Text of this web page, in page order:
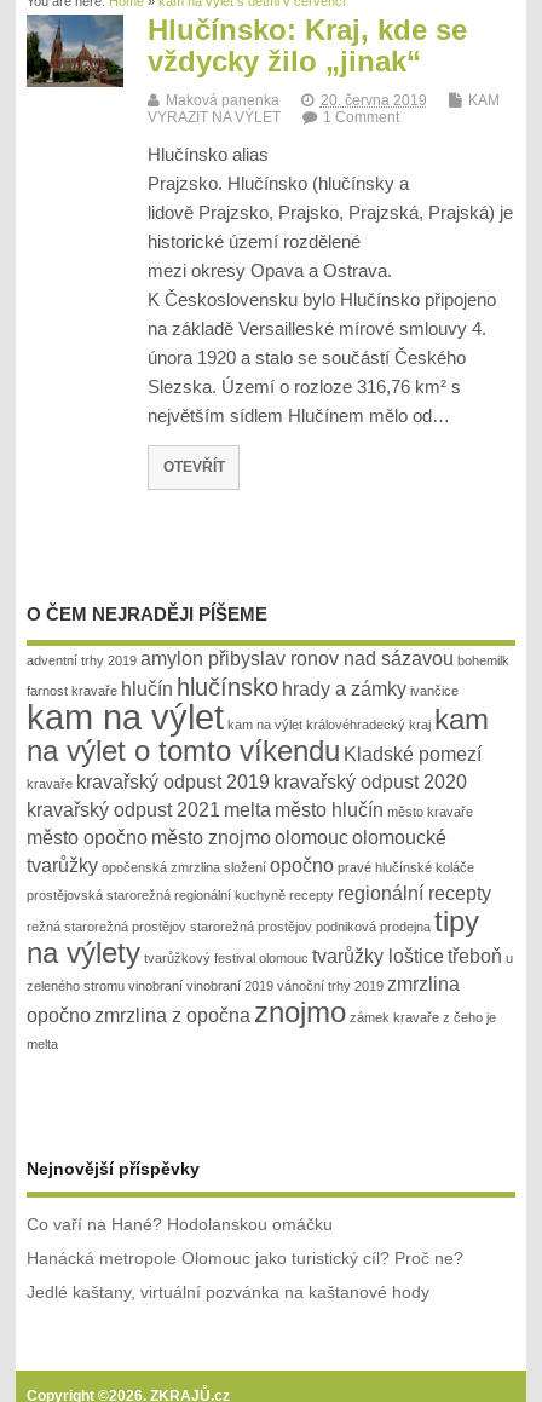
Hlučínsko: Kraj, kde se
vždycky žilo „jinak“
Maková panenka 20. června 2019
KAM
VYRAZIT NA VÝLET
1 Comment
Hlučínsko alias
Prajzsko. Hlučínsko (hlučínsky a
lidově Prajzsko, Prajsko, Prajzská, Prajská) je
historické území rozdělené
mezi okresy Opava a Ostrava.
K Československu bylo Hlučínsko připojeno
na základě Versailleské mírové smlouvy 4.
února 1920 a stalo se součástí Českého
Slezska. Území o rozloze 316,76 km² s
největším sídlem Hlučínem mělo od…
OTEVŘÍT
O ČEM NEJRADĚJI PÍŠEME
adventní trhy 2019 amylon přibyslav ronov nad sázavou bohemilk
farnost kravaře hlučín hlučínsko hrady a zámky ivančice
kam na výlet kam na výlet královéhradecký kraj kam
na výlet o tomto víkendu Kladské pomezí
kravaře kravařský odpust 2019 kravařský odpust 2020
kravařský odpust 2021 melta město hlučín město kravaře
město opočno město znojmoolomoucolomoucké
tvarůžky opočenská zmrzlina složení opočno pravé hlučínské koláče
prostějovská starorežná regionální kuchyně recepty regionální recepty
režná starorežná prostějov starorežná prostějov podniková prodejna tipy
na výlety tvarůžkový festival olomouc tvarůžky lošticetřeboň u
zeleného stromu vinobraní vinobraní 2019 vánoční trhy 2019 zmrzlina
opočnozmrzlina z opočna znojmo zámek kravaře z čeho je
melta
Nejnovější příspěvky
Co vaří na Hané? Hodolanskou omáčku
Hanácká metropole Olomouc jako turistický cíl? Proč ne?
Jedlé kaštany, virtuální pozvánka na kaštanové hody
Copyright ©2026. ZKRAJŮ.cz